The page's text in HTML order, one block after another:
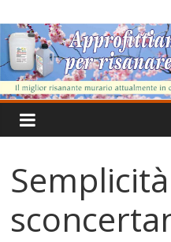
al
contenuto
IgroDry
Il
miglior
risanante
per
muri
attualmente
in
commercio
Semplicità